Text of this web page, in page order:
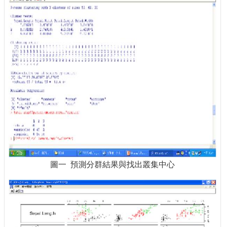
圖一 預測分群結果與找出叢集中心